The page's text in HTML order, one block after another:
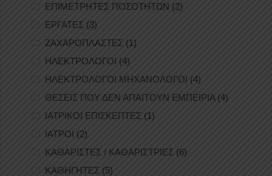
ΕΠΙΜΕΤΡΗΤΕΣ ΠΟΣΟΤΗΤΩΝ (2)
ΕΡΓΑΤΕΣ (3)
ΖΑΧΑΡΟΠΛΑΣΤΕΣ (1)
ΗΛΕΚΤΡΟΛΟΓΟΙ (4)
ΗΛΕΚΤΡΟΛΟΓΟΙ ΜΗΧΑΝΟΛΟΓΟΙ (4)
ΘΕΣΕΙΣ ΠΟΥ ΔΕΝ ΑΠΑΙΤΟΥΝ ΕΜΠΕΙΡΙΑ(4)
ΙΑΤΡΙΚΟΙ ΕΠΙΣΚΕΠΤΕΣ (1)
ΙΑΤΡΟΙ (2)
ΚΑΘΑΡΙΣΤΕΣ / ΚΑΘΑΡΙΣΤΡΙΕΣ (6)
ΚΑΘΗΓΗΤΕΣ (5)